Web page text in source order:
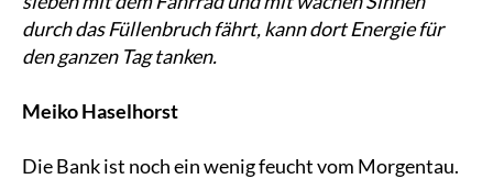
durch das Füllenbruch fährt, kann dort Energie für
den ganzen Tag tanken.
Meiko Haselhorst
Die Bank ist noch ein wenig feucht vom Morgentau.